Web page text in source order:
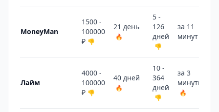
MoneyMan
1500 -
100000
₽ 👎
21 день
🔥
5 -
126
дней
👎
за 11
минут
Лайм
4000 -
100000
₽ 👎
40 дней
🔥
10 -
364
дней
👎
за 3
минуты
🔥